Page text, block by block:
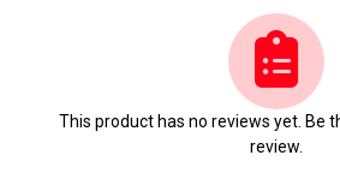
This product has no reviews yet. Be
review.